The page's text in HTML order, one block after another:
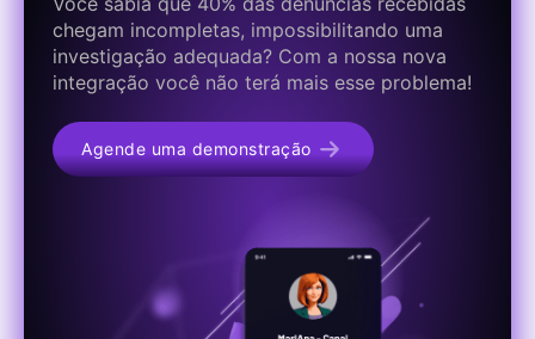
chegam incompletas, impossibilitando uma
investigação adequada? Com a nossa nova
integração você não terá mais esse problema!
Agende uma demonstração